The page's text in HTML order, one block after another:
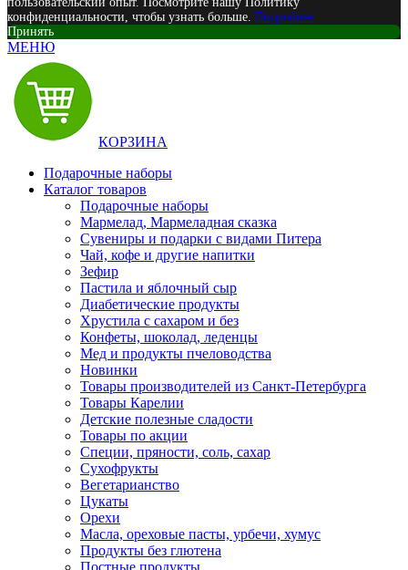
конфиденциальности, чтобы узнать больше. Подробнее
Принять
МЕНЮ
КОРЗИНА
Подарочные наборы
Каталог товаров
Подарочные наборы
Мармелад, Мармеладная сказка
Сувениры и подарки с видами Питера
Чай, кофе и другие напитки
Зефир
Пастила и яблочный сыр
Диабетические продукты
Хрустила с сахаром и без
Конфеты, шоколад, леденцы
Мед и продукты пчеловодства
Новинки
Товары производителей из Санкт-Петербурга
Товары Карелии
Детские полезные сладости
Товары по акции
Специи, пряности, соль, сахар
Сухофрукты
Вегетарианство
Цукаты
Орехи
Масла, ореховые пасты, урбечи, хумус
Продукты без глютена
Постные продукты